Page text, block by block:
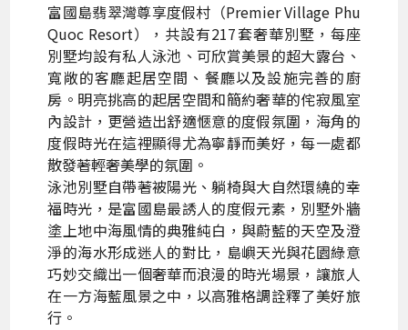
富國島翡翠灣尊享度假村（Premier Village Phu
Quoc Resort），共設有217套奢華別墅，每座
別墅均設有私人泳池、可欣賞美景的超大露台、
寬敞的客廳起居空間、餐廳以及設施完善的廚
房。明亮挑高的起居空間和簡約奢華的侘寂風室
內設計，更營造出舒適愜意的度假氛圍，海角的
度假時光在這裡顯得尤為寧靜而美好，每一處都
散發著輕奢美學的氛圍。
泳池別墅自帶著被陽光、躺椅與大自然環繞的幸
福時光，是富國島最誘人的度假元素，別墅外牆
塗上地中海風情的典雅純白，與蔚藍的天空及澄
淨的海水形成迷人的對比，島嶼天光與花園綠意
巧妙交織出一個奢華而浪漫的時光場景，讓旅人
在一方海藍風景之中，以高雅格調詮釋了美好旅
行。